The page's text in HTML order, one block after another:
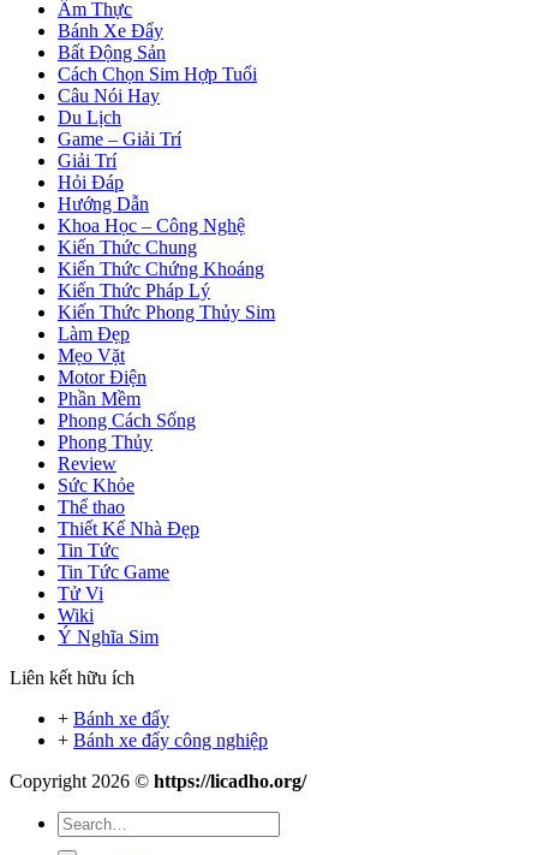
Ẩm Thực
Bánh Xe Đẩy
Bất Động Sản
Cách Chọn Sim Hợp Tuổi
Câu Nói Hay
Du Lịch
Game – Giải Trí
Giải Trí
Hỏi Đáp
Hướng Dẫn
Khoa Học – Công Nghệ
Kiến Thức Chung
Kiến Thức Chứng Khoáng
Kiến Thức Pháp Lý
Kiến Thức Phong Thủy Sim
Làm Đẹp
Mẹo Vặt
Motor Điện
Phần Mềm
Phong Cách Sống
Phong Thủy
Review
Sức Khỏe
Thể thao
Thiết Kế Nhà Đẹp
Tin Tức
Tin Tức Game
Tử Vi
Wiki
Ý Nghĩa Sim
Liên kết hữu ích
+ Bánh xe đẩy
+ Bánh xe đẩy công nghiệp
Copyright 2026 © https://licadho.org/